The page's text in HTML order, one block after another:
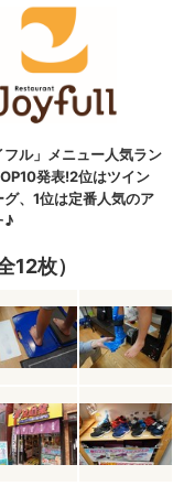
12枚）